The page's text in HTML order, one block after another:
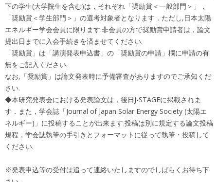
下の学生(大学院生を含む)は，それぞれ「奨励賞＜一般部門＞」，
「奨励賞＜学生部門＞」の選考対象者となります．ただし,日本太陽
エネルギー学会会員に限ります.非会員の方で奨励賞申請者は，論文
提出日までに入会手続きを済ませてください.
「奨励賞」は「講演発表申込書」の「奨励賞の申請」欄に申請の有
無をご記入ください.
なお,「奨励賞」は論文発表時に予備審査がありますのでご承知くだ
さい.
◆本研究発表会における発表論文は，後日J-STAGEに掲載されま
す．また，学会誌「Journal of Japan Solar Energy Society (太陽エ
ネルギー)」に投稿することが出来ます.投稿は別に規定する論文投稿
規程，学会誌執筆の手引きとフォーマットに従って執筆・投稿して
ください.
※発表申込等の受付は追って連絡いたしますのでしばらくお待ち下